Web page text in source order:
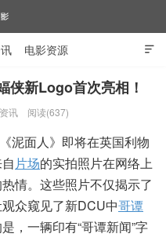

电影资源
侠新Logo首次亮相！
讯 阅读(637)
泥面人》即将在英国利物
片场的实拍照片在网络上
情。这些照片不仅揭示了
众窥见了新DCU中哥谭
，一辆印有“哥谭新闻”字